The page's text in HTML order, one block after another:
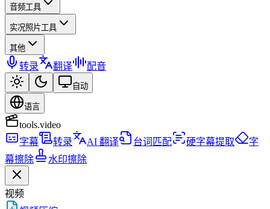
音频工具
实况照片工具
其他
转录 翻译 配音
自动
语言
tools.video
字幕
转录 AI 翻译 台词匹配 硬字幕提取
字
幕擦除
水印擦除
视频